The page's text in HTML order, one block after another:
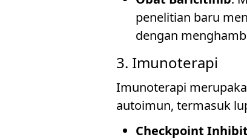
penelitian baru
dengan
3. Imunoterapi
Imunoterapi
autoimun, termasuk
Checkpoint